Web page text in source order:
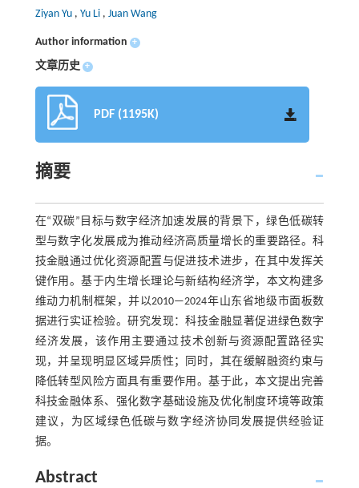
Ziyan Yu , Yu Li , Juan Wang
Author information +
文章历史 +
PDF (1195K)
摘要
在“双碳”目标与数字经济加速发展的背景下，绿色低碳转
型与数字化发展成为推动经济高质量增长的重要路径。科
技金融通过优化资源配置与促进技术进步，在其中发挥关
键作用。基于内生增长理论与新结构经济学，本文构建多
维动力机制框架，并以2010—2024年山东省地级市面板数
据进行实证检验。研究发现：科技金融显著促进绿色数字
经济发展，该作用主要通过技术创新与资源配置路径实
现，并呈现明显区域异质性；同时，其在缓解融资约束与
降低转型风险方面具有重要作用。基于此，本文提出完善
科技金融体系、强化数字基础设施及优化制度环境等政策
建议，为区域绿色低碳与数字经济协同发展提供经验证
据。
Abstract